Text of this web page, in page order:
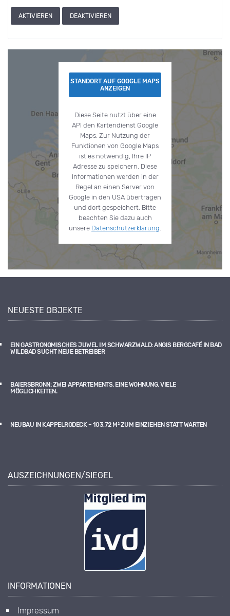
AKTIVIEREN DEAKTIVIEREN
STANDORT AUF GOOGLE MAPS
ANZEIGEN
Diese Seite nutzt über eine
API den Kartendienst Google
Maps. Zur Nutzung der
Funktionen von Google Maps
ist es notwendig, Ihre IP
Adresse zu speichern. Diese
Informationen werden in der
Regel an einen Server von
Google in den USA übertragen
und dort gespeichert. Bitte
beachten Sie dazu auch
unsere Datenschutzerklärung.
NEUESTE OBJEKTE
EIN GASTRONOMISCHES JUWEL IM SCHWARZWALD: ANGIS BERGCAFÉ IN BAD
WILDBAD SUCHT NEUE BETREIBER
BAIERSBRONN: ZWEI APPARTEMENTS. EINE WOHNUNG. VIELE
MÖGLICHKEITEN.
NEUBAU IN KAPPELRODECK – 103,72 M² ZUM EINZIEHEN STATT WARTEN
AUSZEICHNUNGEN/SIEGEL
INFORMATIONEN
Impressum